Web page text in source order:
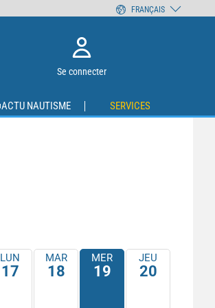
Se connecter
ACTU NAUTISME SERVICES
LUN
17
MAR
18
MER
19
JEU
20
FRANÇAIS